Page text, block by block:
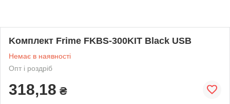
Kомплект Frime FKBS-300KIT Black USB
Немає в наявності
Опт і роздріб
318,18 ₴